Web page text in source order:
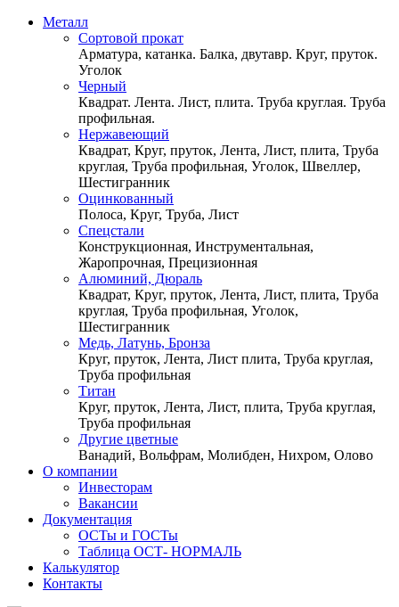
Металл
Сортовой прокат
Арматура, катанка. Балка, двутавр. Круг, пруток.
Уголок
Черный
Квадрат. Лента. Лист, плита. Труба круглая. Труба
профильная.
Нержавеющий
Квадрат, Круг, пруток, Лента, Лист, плита, Труба
круглая, Труба профильная, Уголок, Швеллер,
Шестигранник
Оцинкованный
Полоса, Круг, Труба, Лист
Спецстали
Конструкционная, Инструментальная,
Жаропрочная, Прецизионная
Алюминий, Дюраль
Квадрат, Круг, пруток, Лента, Лист, плита, Труба
круглая, Труба профильная, Уголок,
Шестигранник
Медь, Латунь, Бронза
Круг, пруток, Лента, Лист плита, Труба круглая,
Труба профильная
Титан
Круг, пруток, Лента, Лист, плита, Труба круглая,
Труба профильная
Другие цветные
Ванадий, Вольфрам, Молибден, Нихром, Олово
О компании
Инвесторам
Вакансии
Документация
ОСТы и ГОСТы
Таблица ОСТ- НОРМАЛЬ
Калькулятор
Контакты